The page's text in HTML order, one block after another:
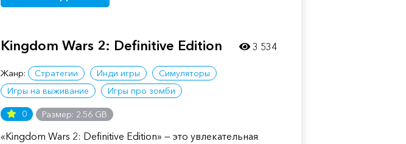
Kingdom Wars 2: Definitive Edition
Жанр: Стратегии Инди игры
Симуляторы
Игры на выживание
Игры про зомби
0 Размер: 2.56 GB
«Kingdom Wars 2: Definitive Edition» — это увлекательная
3 534